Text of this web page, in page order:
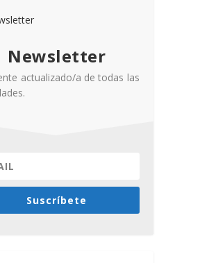
Newsletter
actualizado/a de todas las
Suscríbete